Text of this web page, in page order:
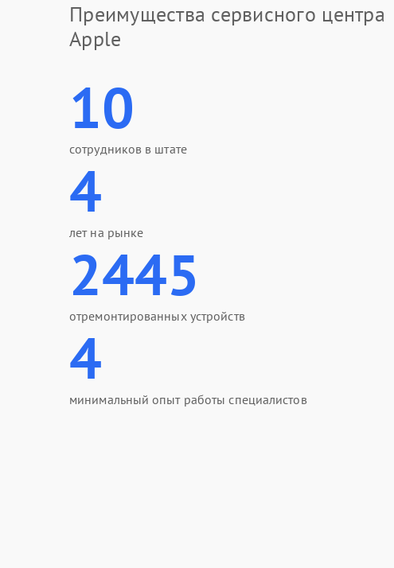
Преимущества сервисного центра
Apple
10
сотрудников в штате
4
лет на рынке
2445
отремонтированных устройств
4
минимальный опыт работы специалистов